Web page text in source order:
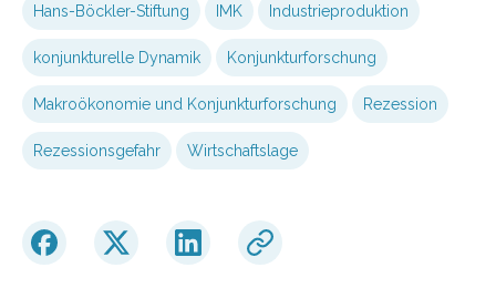
Hans-Böckler-Stiftung IMK Industrieproduktion
konjunkturelle Dynamik Konjunkturforschung
Makroökonomie und Konjunkturforschung Rezession
Rezessionsgefahr Wirtschaftslage